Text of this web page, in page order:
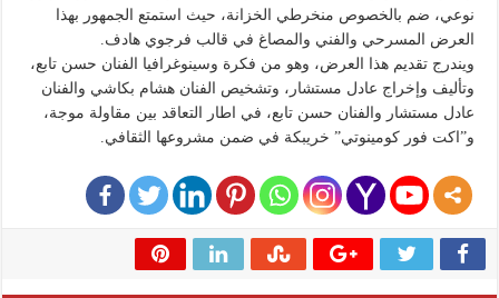
نوعي، ضم بالخصوص منخرطي الخزانة، حيث استمتع الجمهور بهذا
العرض المسرحي والفني والمصاغ في قالب فرجوي هادف.
ويندرج تقديم هذا العرض، وهو من فكرة وسينوغرافيا الفنان حسن تابع،
وتأليف وإخراج عادل مستشار، وتشخيص الفنان هشام بكاشي والفنان
عادل مستشار والفنان حسن تابع، في اطار التعاقد بين مقاولة موجة،
و”اكت فور كومينوتي” خريبكة في ضمن مشروعها الثقافي.